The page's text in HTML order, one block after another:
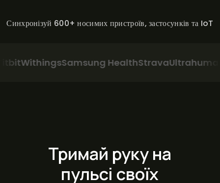
Синхронізуй 600+ носимих пристроїв, застосунків та IoT
Samsung HealthStravaUltrahuman
Тримай руку на
пульсі своїх